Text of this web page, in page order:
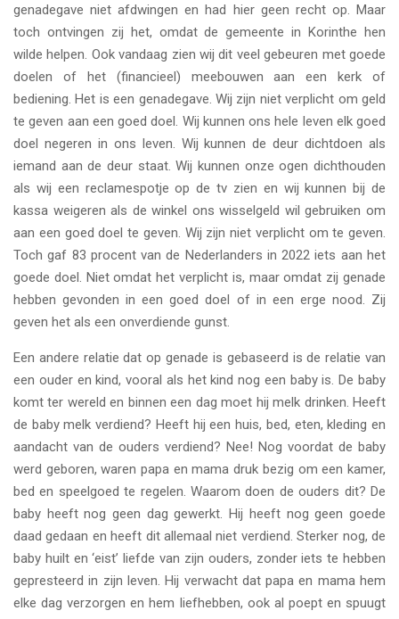
genadegave niet afdwingen en had hier geen recht op. Maar
toch ontvingen zij het, omdat de gemeente in Korinthe hen
wilde helpen. Ook vandaag zien wij dit veel gebeuren met goede
doelen of het (financieel) meebouwen aan een kerk of
bediening. Het is een genadegave. Wij zijn niet verplicht om geld
te geven aan een goed doel. Wij kunnen ons hele leven elk goed
doel negeren in ons leven. Wij kunnen de deur dichtdoen als
iemand aan de deur staat. Wij kunnen onze ogen dichthouden
als wij een reclamespotje op de tv zien en wij kunnen bij de
kassa weigeren als de winkel ons wisselgeld wil gebruiken om
aan een goed doel te geven. Wij zijn niet verplicht om te geven.
Toch gaf 83 procent van de Nederlanders in 2022 iets aan het
goede doel. Niet omdat het verplicht is, maar omdat zij genade
hebben gevonden in een goed doel of in een erge nood. Zij
geven het als een onverdiende gunst.
Een andere relatie dat op genade is gebaseerd is de relatie van
een ouder en kind, vooral als het kind nog een baby is. De baby
komt ter wereld en binnen een dag moet hij melk drinken. Heeft
de baby melk verdiend? Heeft hij een huis, bed, eten, kleding en
aandacht van de ouders verdiend? Nee! Nog voordat de baby
werd geboren, waren papa en mama druk bezig om een kamer,
bed en speelgoed te regelen. Waarom doen de ouders dit? De
baby heeft nog geen dag gewerkt. Hij heeft nog geen goede
daad gedaan en heeft dit allemaal niet verdiend. Sterker nog, de
baby huilt en ‘eist’ liefde van zijn ouders, zonder iets te hebben
gepresteerd in zijn leven. Hij verwacht dat papa en mama hem
elke dag verzorgen en hem liefhebben, ook al poept en spuugt